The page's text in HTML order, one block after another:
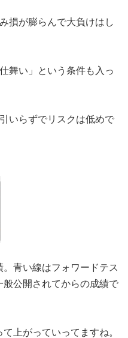
損が膨らんで大負けはし
舞い」という条件も入っ
いらずでリスクは低めで
青い線はフォワードテス
般公開されてからの成績で
上がっていってますね。